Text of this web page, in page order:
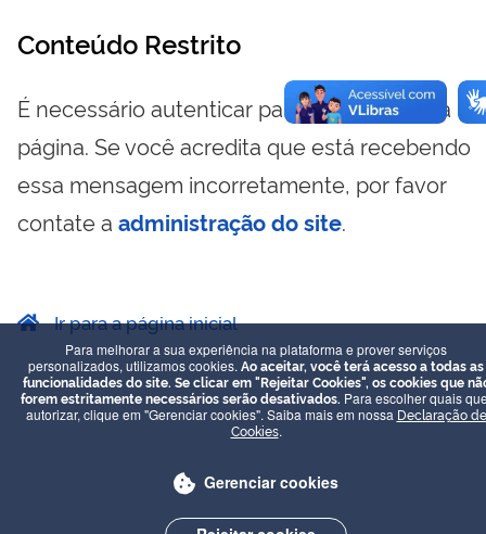
Conteúdo Restrito
É necessário autenticar para visualizar essa
página. Se você acredita que está recebendo
essa mensagem incorretamente, por favor
contate a administração do site.
Ir para a página inicial
Para melhorar a sua experiência na plataforma e prover serviços
personalizados, utilizamos cookies. Ao aceitar, você terá acesso a todas as
funcionalidades do site. Se clicar em "Rejeitar Cookies", os cookies que
forem estritamente necessários serão desativados. Para escolher quais
autorizar, clique em "Gerenciar cookies". Saiba mais em nossa Declaração de
Cookies.
Gerenciar cookies